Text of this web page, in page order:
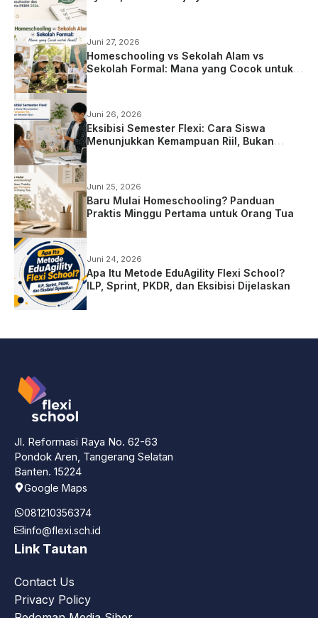
Juni 27, 2026
Homeschooling vs Sekolah Alam vs
Sekolah Formal: Mana yang Cocok untuk
Juni 26, 2026
Eksibisi Semester Flexi: Cara Siswa
Menunjukkan Kemampuan Riil, Bukan
Juni 25, 2026
Baru Mulai Homeschooling? Panduan
Praktis Minggu Pertama untuk Orang Tua
Juni 24, 2026
Apa Itu Metode EduAgility Flexi School?
ILP, Sprint, PKDR, dan Eksibisi Dijelaskan
Jl. Reformasi Raya No. 62-63
Pondok Aren, Tangerang Selatan
Banten. 15224
Google Maps
081210356374
info@flexi.sch.id
Link Tautan
Contact Us
Privacy Policy